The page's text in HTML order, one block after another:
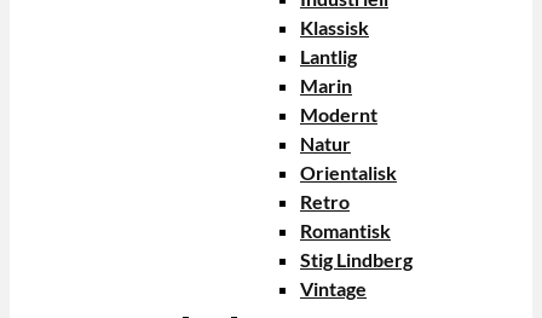
Klassisk
Lantlig
Marin
Modernt
Natur
Orientalisk
Retro
Romantisk
Stig Lindberg
Vintage